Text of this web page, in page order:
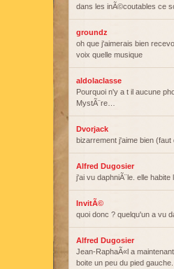
dans les inÃ©coutables ce
groundz
oh que j'aimerais bien
voix quelle musique
aldolaclasse
Pourquoi n'y a t il aucune
MystÃ¨re…
Dvorjack
bizarrement j'aime bien
Alfred Dugosier
j'ai vu daphniÃ¨le. elle
InvitÃ©
quoi donc ? quelqu'un a vu
Alfred Dugosier
Jean-RaphaÃ«l a
boite un peu du pied gauche.